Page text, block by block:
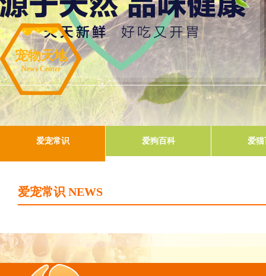
宠物天地
News Center
爱宠常识 爱狗百科 爱猫
爱宠常识 NEWS